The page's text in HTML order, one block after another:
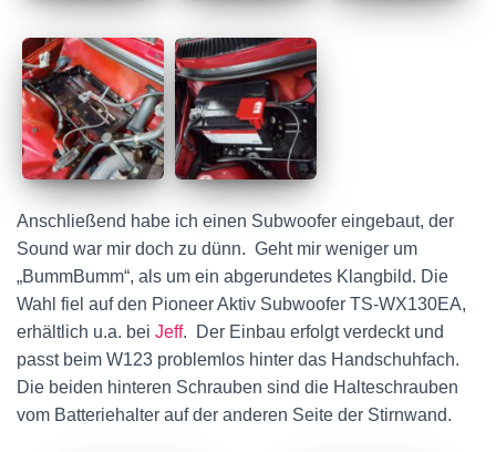
Anschließend habe ich einen Subwoofer eingebaut, der
Sound war mir doch zu dünn. Geht mir weniger um
„BummBumm“, als um ein abgerundetes Klangbild. Die
Wahl fiel auf den Pioneer Aktiv Subwoofer TS-WX130EA,
erhältlich u.a. bei Jeff. Der Einbau erfolgt verdeckt und
passt beim W123 problemlos hinter das Handschuhfach.
Die beiden hinteren Schrauben sind die Halteschrauben
vom Batteriehalter auf der anderen Seite der Stirnwand.